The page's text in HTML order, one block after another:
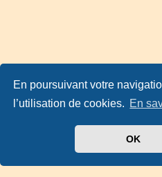
En poursuivant votre
l’utilisation de cookies. En
OK